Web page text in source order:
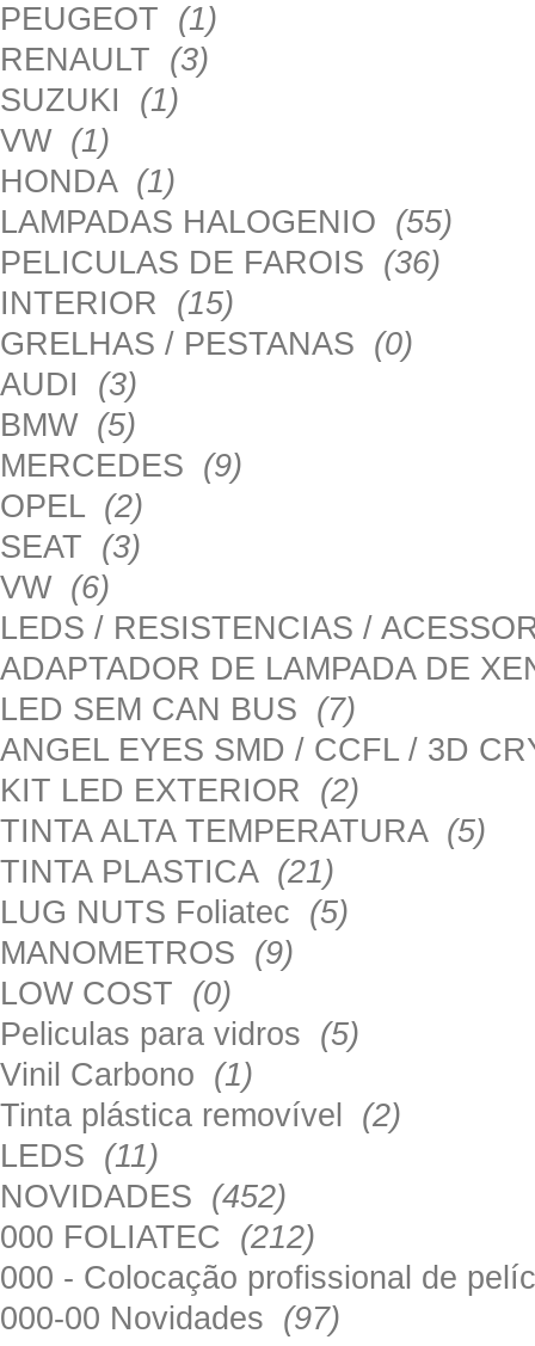
PEUGEOT (1)
RENAULT (3)
SUZUKI (1)
VW (1)
HONDA (1)
LAMPADAS HALOGENIO (55)
PELICULAS DE FAROIS (36)
INTERIOR (15)
GRELHAS / PESTANAS (0)
AUDI (3)
BMW (5)
MERCEDES (9)
OPEL (2)
SEAT (3)
VW (6)
LEDS / RESISTENCIAS /
ADAPTADOR DE LAMPADA DE
LED SEM CAN BUS (7)
ANGEL EYES SMD / CCFL / 3D
KIT LED EXTERIOR (2)
TINTA ALTA TEMPERATURA (5)
TINTA PLASTICA (21)
LUG NUTS Foliatec (5)
MANOMETROS (9)
LOW COST (0)
Peliculas para vidros (5)
Vinil Carbono (1)
Tinta plástica removível (2)
LEDS (11)
NOVIDADES (452)
000 FOLIATEC (212)
000 - Colocação profissional de
000-00 Novidades (97)